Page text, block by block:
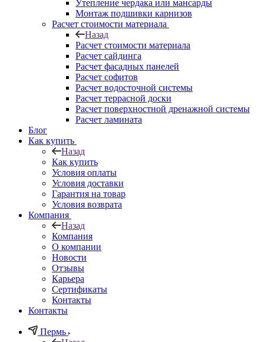
Утепление чердака или мансарды
Монтаж подшивки карнизов
Расчет стоимости материала
Назад
Расчет стоимости материала
Расчет сайдинга
Расчет фасадных панелей
Расчет софитов
Расчет водосточной системы
Расчет террасной доски
Расчет поверхностной дренажной системы
Расчет ламината
Блог
Как купить
Назад
Как купить
Условия оплаты
Условия доставки
Гарантия на товар
Условия возврата
Компания
Назад
Компания
О компании
Новости
Отзывы
Карьера
Сертификаты
Контакты
Контакты
Пермь